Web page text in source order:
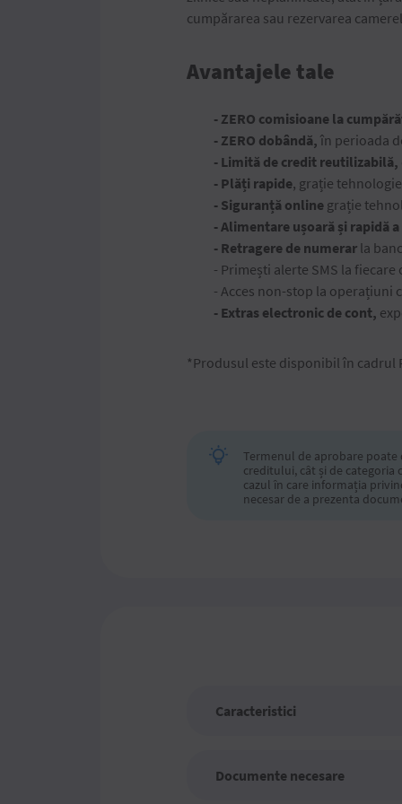
cumpărarea sau rezervarea
Avantajele tale
- ZERO comisioane la
- ZERO dobândă, în perioada
- Limită de credit reutilizabilă,
- Plăți rapide, grație
- Siguranță online grație
- Alimentare ușoară și rapidă
- Retragere de numerar la
- Primești alerte SMS la
- Acces non-stop la operațiuni
- Extras electronic de cont,
*Produsul este disponibil în cadrul
Termenul de aprobare
creditului, cât și de categoria
cazul în care informația
necesar de a prezenta
Caracteristici
Documente necesare